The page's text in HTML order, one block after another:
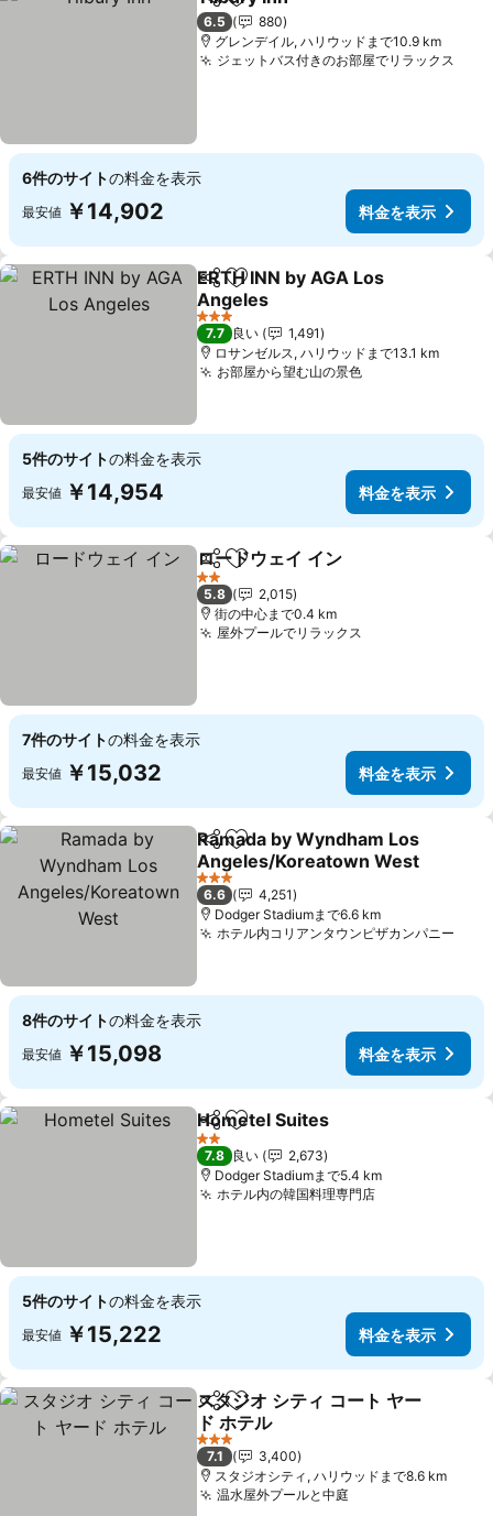
シェアお気に入りに追加
6.5
880
グレンデイル, ハリウッドまで10.9 km
ジェットバス付きのお部屋でリラックス
6件のサイトの料金を表示
最安値 ￥14,902 料金を表示
シェアお気に入りに追加
ERTH INN by AGA Los
Angeles
料金を表示
3 ホテルのランク
7.7 良い
1,491
ロサンゼルス, ハリウッドまで13.1 km
お部屋から望む山の景色料金を表示
5件のサイトの料金を表示
最安値 ￥14,954 料金を表示
シェアお気に入りに追加
ロードウェイ イン
2 ホテルのランク
5.8
2,015
街の中心まで0.4 km
屋外プールでリラックス
7件のサイトの料金を表示
最安値 ￥15,032 料金を表示
シェアお気に入りに追加
Ramada by Wyndham Los
Angeles/Koreatown West
料金を表示
3 ホテルのランク
6.6
4,251
Dodger Stadiumまで6.6 km
ホテル内コリアンタウンピザカンパニー
8件のサイトの料金を表示
最安値 ￥15,098 料金を表示
シェアお気に入りに追加
Hometel Suites
2 ホテルのランク
7.8 良い
2,673
Dodger Stadiumまで5.4 km
ホテル内の韓国料理専門店
5件のサイトの料金を表示
最安値 ￥15,222 料金を表示
シェアお気に入りに追加
スタジオ シティ コート ヤー
ド ホテル
料金を表示
3 ホテルのランク
7.1
3,400
スタジオシティ, ハリウッドまで8.6 km
温水屋外プールと中庭